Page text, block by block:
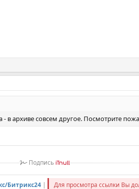
в архиве совсем другое. Посмотрите
Подпись iTnull
Битрикс24 | Для просмотра ссылки Вы